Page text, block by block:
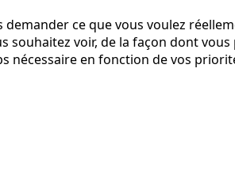
ce que vous voulez
voir, de la façon dont
nécessaire en fonction de vos